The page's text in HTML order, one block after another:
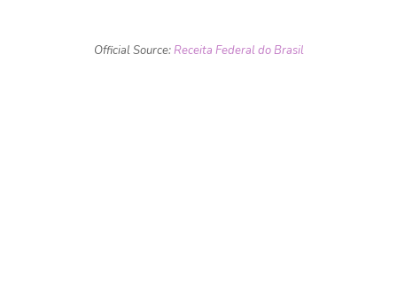
Official Source:Receita Federal do Brasil